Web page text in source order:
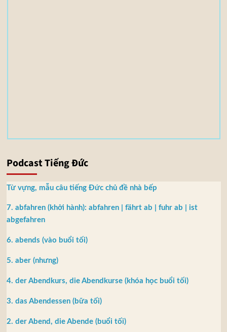
Podcast Tiếng Đức
Từ vựng, mẫu câu tiếng Đức chủ đề nhà bếp
7. abfahren (khởi hành): abfahren | fährt ab | fuhr ab | ist
abgefahren
6. abends (vào buổi tối)
5. aber (nhưng)
4. der Abendkurs, die Abendkurse (khóa học buổi tối)
3. das Abendessen (bữa tối)
2. der Abend, die Abende (buổi tối)